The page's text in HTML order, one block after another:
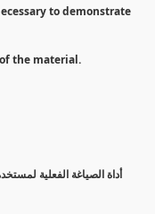
to demonstrate
the material.